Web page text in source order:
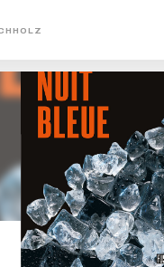
portuaires, très loin des